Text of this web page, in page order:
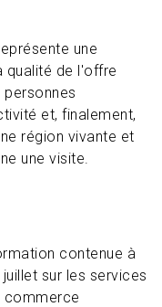
une
qualité de l'offre
et, finalement,
région vivante et
une visite.
contenue à
sur les services
commerce